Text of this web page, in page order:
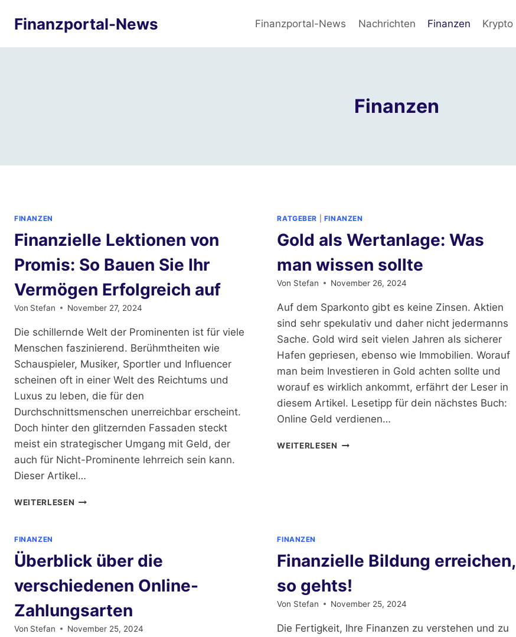
InhaltFinanzportal-News Finanzportal-News Nachrichten Finanzen Krypto
Finanzen
FINANZEN
Finanzielle Lektionen von
Promis: So Bauen Sie Ihr
Vermögen Erfolgreich auf
Von Stefan November 27, 2024
Die schillernde Welt der Prominenten ist für viele
Menschen faszinierend. Berühmtheiten wie
Schauspieler, Musiker, Sportler und Influencer
scheinen oft in einer Welt des Reichtums und
Luxus zu leben, die für den
Durchschnittsmenschen unerreichbar erscheint.
Doch hinter den glitzernden Fassaden steckt
meist ein strategischer Umgang mit Geld, der
auch für Nicht-Prominente lehrreich sein kann.
Dieser Artikel…
WEITERLESEN FINANZIELLE
BAUEN
IHR
ERFOLGREICH
RATGEBER FINANZEN
Gold als Wertanlage: Was
man wissen sollte
Von Stefan November 26, 2024
Auf dem Sparkonto gibt es keine Zinsen. Aktien
sind sehr spekulativ und daher nicht jedermanns
Sache. Gold wird seit vielen Jahren als sicherer
Hafen gepriesen, ebenso wie Immobilien. Worauf
man beim Investieren in Gold achten sollte und
worauf es wirklich ankommt, erfährt der Leser in
diesem Artikel. Lesetipp für dein nächstes Buch:
Online Geld verdienen…
WEITERLESEN GOLD
FINANZEN
Überblick über die
verschiedenen Online-
Zahlungsarten
Von Stefan November 25, 2024
FINANZEN
Finanzielle Bildung erreichen,
so gehts!
Von Stefan November 25, 2024
Die Fertigkeit, Ihre Finanzen zu verstehen und zu